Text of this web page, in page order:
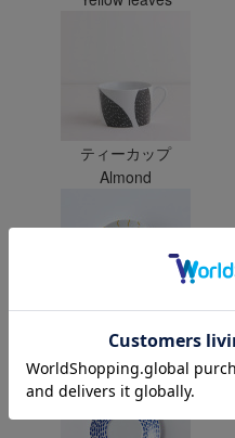
ティーカップ
Almond
ソーサー
In the stream